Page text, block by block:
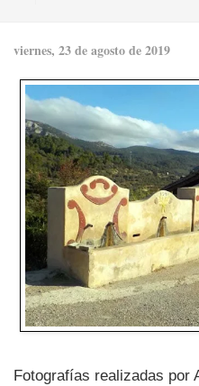
viernes, 23 de agosto de 2019
Fotografías realizadas por